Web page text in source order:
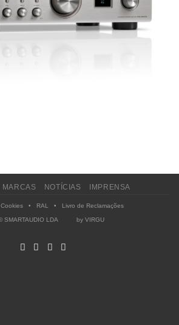
MARCAS NOTÍCIAS IMPRENSA
• RAL • Livro de Reclamações
SMARTAUDIO LDA by VIRGU